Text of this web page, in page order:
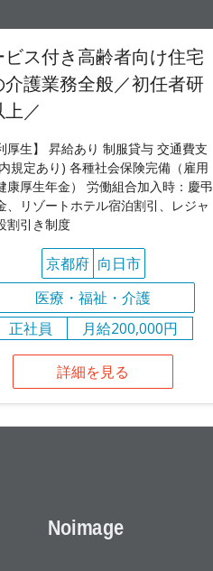
ビス付き高齢者向け住宅
介護業務全般／初任者研
／
厚生】 昇給あり 制服貸与 交通費支
規定あり) 各種社会保険完備（雇用
康厚生年金） 労働組合加入時：慶弔
、リゾートホテル宿泊割引、レジャ
割引き制度
京都府 向日市
医療・福祉・介護
正社員
月給200,000円
詳細を見る